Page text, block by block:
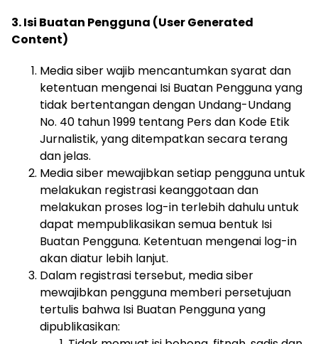
3. Isi Buatan Pengguna (User Generated
Content)
Media siber wajib mencantumkan syarat dan
ketentuan mengenai Isi Buatan Pengguna yang
tidak bertentangan dengan Undang-Undang
No. 40 tahun 1999 tentang Pers dan Kode Etik
Jurnalistik, yang ditempatkan secara terang
dan jelas.
Media siber mewajibkan setiap pengguna untuk
melakukan registrasi keanggotaan dan
melakukan proses log-in terlebih dahulu untuk
dapat mempublikasikan semua bentuk Isi
Buatan Pengguna. Ketentuan mengenai log-in
akan diatur lebih lanjut.
Dalam registrasi tersebut, media siber
mewajibkan pengguna memberi persetujuan
tertulis bahwa Isi Buatan Pengguna yang
dipublikasikan: